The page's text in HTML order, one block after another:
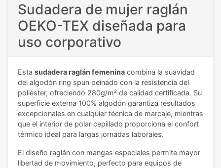
Sudadera de mujer raglán
OEKO-TEX diseñada para
uso corporativo
Esta sudadera raglán femenina combina la suavidad
del algodón ring spun peinado con la resistencia del
poliéster, ofreciendo 280g/m² de calidad certificada. Su
superficie externa 100% algodón garantiza resultados
excepcionales en cualquier técnica de marcaje, mientras
que el interior de polar cepillado proporciona el confort
térmico ideal para largas jornadas laborales.
El diseño raglán con mangas especiales permite mayor
libertad de movimiento, perfecto para equipos de